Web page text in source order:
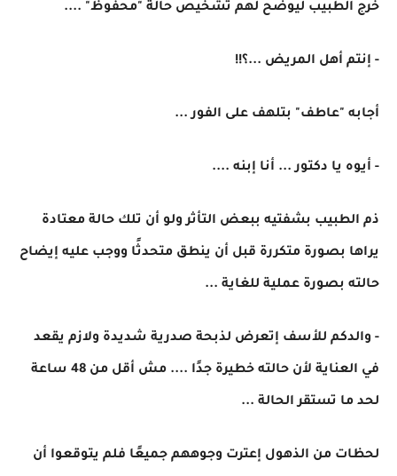
خرج الطبيب ليوضح لهم تشخيص حالة "محفوظ" ....
- إنتم أهل المريض ...؟!!
أجابه "عاطف" بتلهف على الفور ...
- أيوه يا دكتور ... أنا إبنه ....
ذم الطبيب بشفتيه ببعض التأثر ولو أن تلك حالة معتادة
يراها بصورة متكررة قبل أن ينطق متحدثًا ووجب عليه إيضاح
حالته بصورة عملية للغاية ...
- والدكم للأسف إتعرض لذبحة صدرية شديدة ولازم يقعد
في العناية لأن حالته خطيرة جدًا .... مش أقل من 48 ساعة
لحد ما تستقر الحالة ...
لحظات من الذهول إعترت وجوههم جميعًا فلم يتوقعوا أن